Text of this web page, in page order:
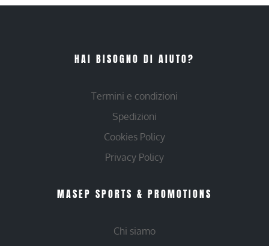
HAI BISOGNO DI AIUTO?
Termini e condizioni
Spedizioni
Cookies Policy
Privacy Policy
MASEP SPORTS & PROMOTIONS
Chi siamo